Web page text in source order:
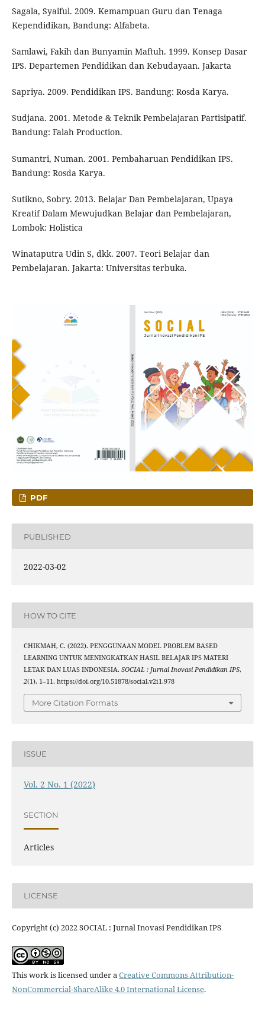
Sagala, Syaiful. 2009. Kemampuan Guru dan Tenaga
Kependidikan, Bandung: Alfabeta.
Samlawi, Fakih dan Bunyamin Maftuh. 1999. Konsep Dasar
IPS. Departemen Pendidikan dan Kebudayaan. Jakarta
Sapriya. 2009. Pendidikan IPS. Bandung: Rosda Karya.
Sudjana. 2001. Metode & Teknik Pembelajaran Partisipatif.
Bandung: Falah Production.
Sumantri, Numan. 2001. Pembaharuan Pendidikan IPS.
Bandung: Rosda Karya.
Sutikno, Sobry. 2013. Belajar Dan Pembelajaran, Upaya
Kreatif Dalam Mewujudkan Belajar dan Pembelajaran,
Lombok: Holistica
Winataputra Udin S, dkk. 2007. Teori Belajar dan
Pembelajaran. Jakarta: Universitas terbuka.
PDF
PUBLISHED
2022-03-02
HOW TO CITE
CHIKMAH, C. (2022). PENGGUNAAN MODEL PROBLEM BASED
LEARNING UNTUK MENINGKATKAN HASIL BELAJAR IPS MATERI
LETAK DAN LUAS INDONESIA. SOCIAL : Jurnal Inovasi Pendidikan IPS,
2(1), 1–11. https://doi.org/10.51878/social.v2i1.978
More Citation Formats
ISSUE
Vol. 2 No. 1 (2022)
SECTION
Articles
LICENSE
Copyright (c) 2022 SOCIAL : Jurnal Inovasi Pendidikan IPS
This work is licensed under aCreative Commons Attribution-
NonCommercial-ShareAlike 4.0 International License.